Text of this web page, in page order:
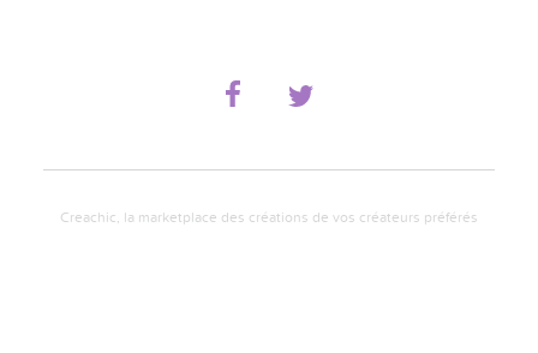
Creachic, la marketplace des créations de vos créateurs préférés